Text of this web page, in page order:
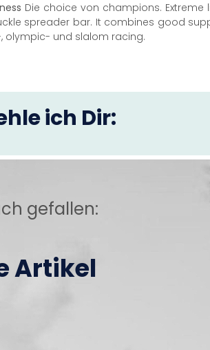
Die choice von champions.
spreader bar. It combines good
olympic- und slalom racing.
ich Dir:
gefallen:
Artikel